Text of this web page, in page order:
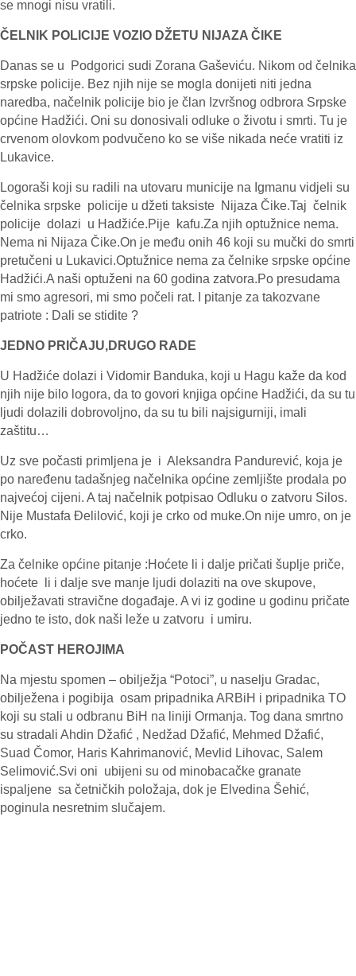
se mnogi nisu vratili.
ČELNIK POLICIJE VOZIO DŽETU NIJAZA ČIKE
Danas se u Podgorici sudi Zorana Gaševiću. Nikom od čelnika
srpske policije. Bez njih nije se mogla donijeti niti jedna
naredba, načelnik policije bio je član Izvršnog odbrora Srpske
općine Hadžići. Oni su donosivali odluke o životu i smrti. Tu je
crvenom olovkom podvučeno ko se više nikada neće vratiti iz
Lukavice.
Logoraši koji su radili na utovaru municije na Igmanu vidjeli su
čelnika srpske policije u džeti taksiste Nijaza Čike.Taj čelnik
policije dolazi u Hadžiće.Pije kafu.Za njih optužnice nema.
Nema ni Nijaza Čike.On je među onih 46 koji su mučki do smrti
pretučeni u Lukavici.Optužnice nema za čelnike srpske općine
Hadžići.A naši optuženi na 60 godina zatvora.Po presudama
mi smo agresori, mi smo počeli rat. I pitanje za takozvane
patriote : Dali se stidite ?
JEDNO PRIČAJU,DRUGO RADE
U Hadžiće dolazi i Vidomir Banduka, koji u Hagu kaže da kod
njih nije bilo logora, da to govori knjiga općine Hadžići, da su tu
ljudi dolazili dobrovoljno, da su tu bili najsigurniji, imali
zaštitu…
Uz sve počasti primljena je i Aleksandra Pandurević, koja je
po naređenu tadašnjeg načelnika općine zemljište prodala po
najvećoj cijeni. A taj načelnik potpisao Odluku o zatvoru Silos.
Nije Mustafa Đelilović, koji je crko od muke.On nije umro, on je
crko.
Za čelnike općine pitanje :Hoćete li i dalje pričati šuplje priče,
hoćete li i dalje sve manje ljudi dolaziti na ove skupove,
obilježavati stravične događaje. A vi iz godine u godinu pričate
jedno te isto, dok naši leže u zatvoru i umiru.
POČAST HEROJIMA
Na mjestu spomen – obilježja “Potoci”, u naselju Gradac,
obilježena i pogibija osam pripadnika ARBiH i pripadnika TO
koji su stali u odbranu BiH na liniji Ormanja. Tog dana smrtno
su stradali Ahdin Džafić , Nedžad Džafić, Mehmed Džafić,
Suad Čomor, Haris Kahrimanović, Mevlid Lihovac, Salem
Selimović.Svi oni ubijeni su od minobacačke granate
ispaljene sa četničkih položaja, dok je Elvedina Šehić,
poginula nesretnim slučajem.